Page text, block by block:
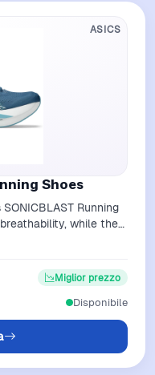
ASICS
Shoes
Running
while the
Miglior prezzo
Disponibile